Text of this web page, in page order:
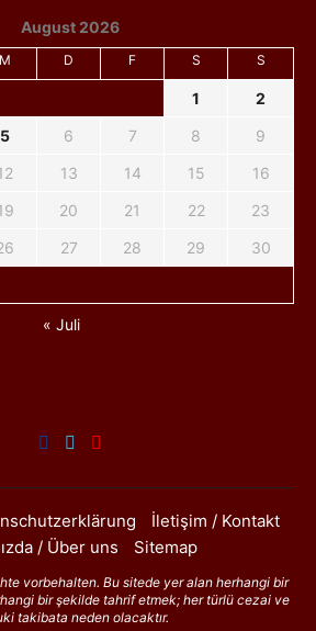
August 2026
M D F S S
1
2
5 6 7 8
9
13 14 15
16
20 21 22
23
27 28 29
30
« Juli
İletişim / Kontakt
/ Über uns
Sitemap
vorbehalten. Bu sitede yer alan herhangi bir
bir şekilde tahrif etmek; her türlü cezai ve
takibata neden olacaktır.